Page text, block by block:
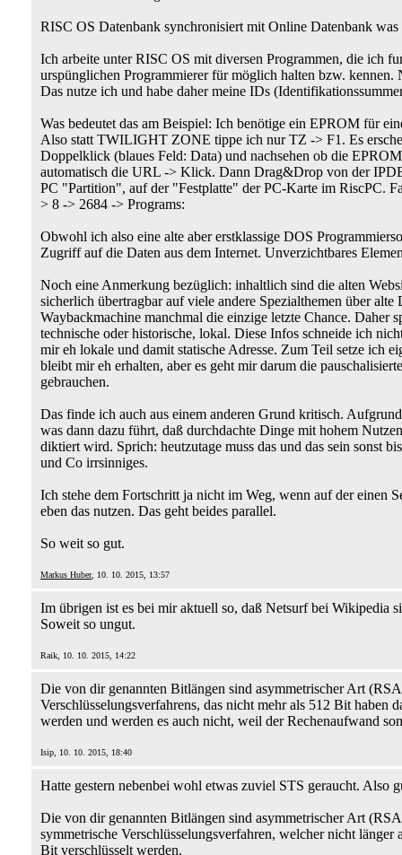
RISC OS Datenbank synchronisiert mit Online Datenbank was
Ich arbeite unter RISC OS mit diversen Programmen, die ich
urspünglichen Programmierer für möglich halten bzw.
Das nutze ich und habe daher meine IDs
Was bedeutet das am Beispiel: Ich benötige ein EPROM für
Also statt TWILIGHT ZONE tippe ich nur TZ -> F1. Es
Doppelklick (blaues Feld: Data) und nachsehen ob die
automatisch die URL -> Klick. Dann Drag&Drop von der
PC "Partition", auf der "Festplatte" der PC-Karte im RiscPC.
> 8 -> 2684 -> Programs:
Obwohl ich also eine alte aber erstklassige DOS
Zugriff auf die Daten aus dem Internet. Unverzichtbares
Noch eine Anmerkung bezüglich: inhaltlich sind die alten
sicherlich übertragbar auf viele andere Spezialthemen über
Waybackmachine manchmal die einzige letzte Chance. Daher
technische oder historische, lokal. Diese Infos schneide ich
mir eh lokale und damit statische Adresse. Zum Teil setze ich
bleibt mir eh erhalten, aber es geht mir darum die
gebrauchen.
Das finde ich auch aus einem anderen Grund kritisch.
was dann dazu führt, daß durchdachte Dinge mit hohem
diktiert wird. Sprich: heutzutage muss das und das sein sonst
und Co irrsinniges.
Ich stehe dem Fortschritt ja nicht im Weg, wenn auf der einen
eben das nutzen. Das geht beides parallel.
So weit so gut.
Markus Huber, 10. 10. 2015, 13:57
Im übrigen ist es bei mir aktuell so, daß Netsurf bei Wikipedia
Soweit so ungut.
Raik, 10. 10. 2015, 14:22
Die von dir genannten Bitlängen sind asymmetrischer Art
Verschlüsselungsverfahrens, das nicht mehr als 512 Bit
werden und werden es auch nicht, weil der Rechenaufwand
Isip, 10. 10. 2015, 18:40
Hatte gestern nebenbei wohl etwas zuviel STS geraucht. Also
Die von dir genannten Bitlängen sind asymmetrischer Art
symmetrische Verschlüsselungsverfahren, welcher nicht
Bit verschlüsselt werden.